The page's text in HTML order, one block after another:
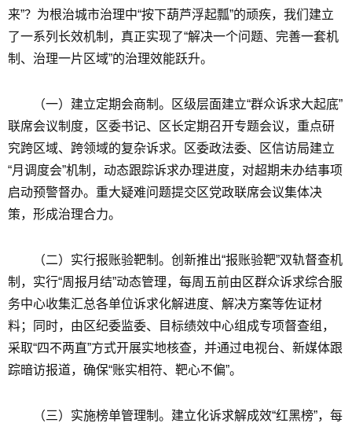
来”？为根治城市治理中“按下葫芦浮起瓢”的顽疾，我们建立
了一系列长效机制，真正实现了“解决一个问题、完善一套机
制、治理一片区域”的治理效能跃升。
（一）建立定期会商制。区级层面建立“群众诉求大起底”
联席会议制度，区委书记、区长定期召开专题会议，重点研
究跨区域、跨领域的复杂诉求。区委政法委、区信访局建立
“月调度会”机制，动态跟踪诉求办理进度，对超期未办结事项
启动预警督办。重大疑难问题提交区党政联席会议集体决
策，形成治理合力。
（二）实行报账验靶制。创新推出“报账验靶”双轨督查机
制，实行“周报月结”动态管理，每周五前由区群众诉求综合服
务中心收集汇总各单位诉求化解进度、解决方案等佐证材
料；同时，由区纪委监委、目标绩效中心组成专项督查组，
采取“四不两直”方式开展实地核查，并通过电视台、新媒体跟
踪暗访报道，确保“账实相符、靶心不偏”。
（三）实施榜单管理制。建立化诉求解成效“红黑榜”，每